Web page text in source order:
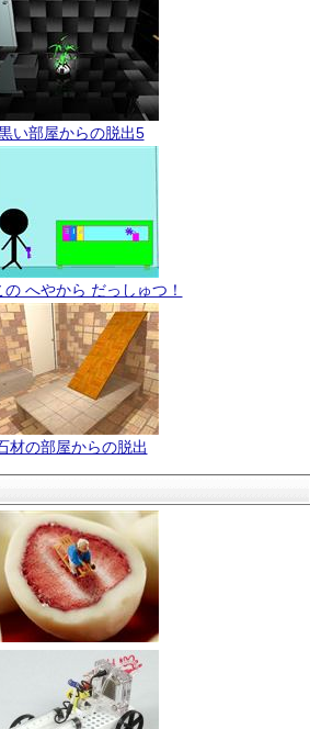
い部屋からの脱出5
の へやから だっしゅつ！
材の部屋からの脱出